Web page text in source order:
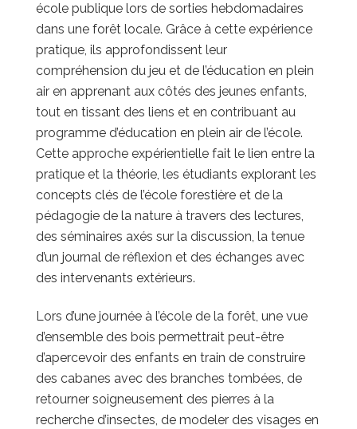
école publique lors de sorties hebdomadaires
dans une forêt locale. Grâce à cette expérience
pratique, ils approfondissent leur
compréhension du jeu et de l’éducation en plein
air en apprenant aux côtés des jeunes enfants,
tout en tissant des liens et en contribuant au
programme d’éducation en plein air de l’école.
Cette approche expérientielle fait le lien entre la
pratique et la théorie, les étudiants explorant les
concepts clés de l’école forestière et de la
pédagogie de la nature à travers des lectures,
des séminaires axés sur la discussion, la tenue
d’un journal de réflexion et des échanges avec
des intervenants extérieurs.
Lors d’une journée à l’école de la forêt, une vue
d’ensemble des bois permettrait peut-être
d’apercevoir des enfants en train de construire
des cabanes avec des branches tombées, de
retourner soigneusement des pierres à la
recherche d’insectes, de modeler des visages en